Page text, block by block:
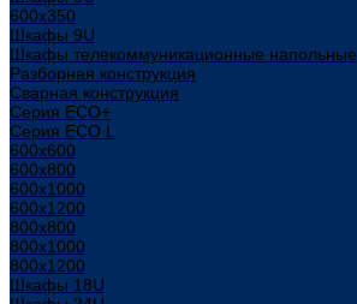
600x350
Шкафы 9U
Шкафы телекоммуникационные напольные
Разборная конструкция
Сварная конструкция
Серия ECO+
Серия ECO L
600x600
600x800
600х1000
600х1200
800x800
800х1000
800х1200
Шкафы 18U